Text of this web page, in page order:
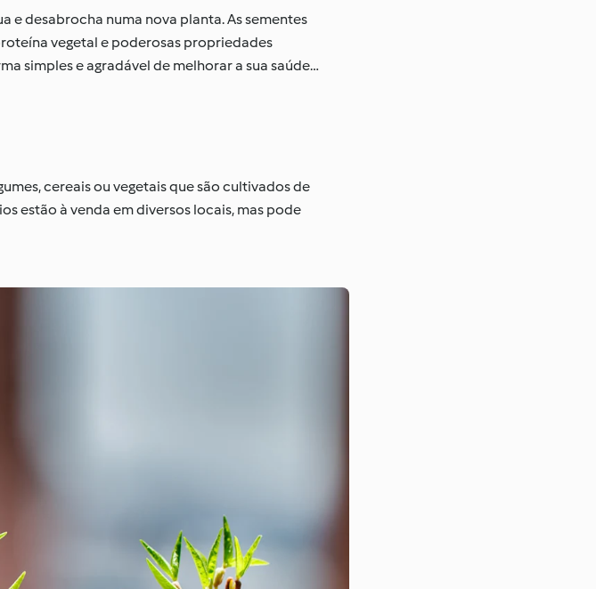
e desabrocha numa nova planta. As sementes
vegetal e poderosas propriedades
simples e agradável de melhorar a sua saúde…
cereais ou vegetais que são cultivados de
estão à venda em diversos locais, mas pode